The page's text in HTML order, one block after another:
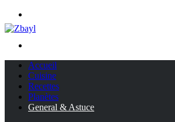
Accueil
Cuisine
Recettes
Planètes
General & Astuce